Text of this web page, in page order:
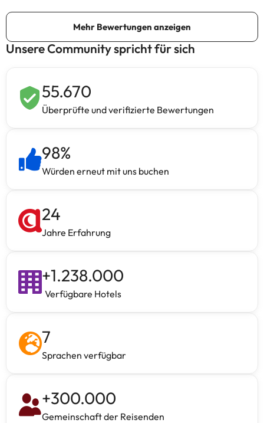
Unsere Community spricht für sich
55.670
Überprüfte und verifizierte Bewertungen
98%
Würden erneut mit uns buchen
24
Jahre Erfahrung
+1.238.000
Verfügbare Hotels
7
Sprachen verfügbar
+300.000
Gemeinschaft der Reisenden